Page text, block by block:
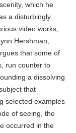
which he
a disturbingly
video works,
Hershman,
that some of
run counter to
a dissolving
that
selected examples
of seeing, the
occurred in the